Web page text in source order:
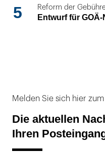
5 Reform der
Entwurf für
Melden Sie sich hier
Die aktuellen
Ihren